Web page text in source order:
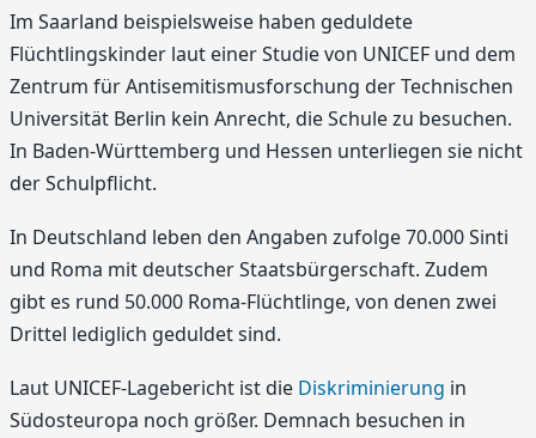
Im Saarland beispielsweise haben geduldete
Flüchtlingskinder laut einer Studie von UNICEF und dem
Zentrum für Antisemitismusforschung der Technischen
Universität Berlin kein Anrecht, die Schule zu besuchen.
In Baden-Württemberg und Hessen unterliegen sie nicht
der Schulpflicht.
In Deutschland leben den Angaben zufolge 70.000 Sinti
und Roma mit deutscher Staatsbürgerschaft. Zudem
gibt es rund 50.000 Roma-Flüchtlinge, von denen zwei
Drittel lediglich geduldet sind.
Laut UNICEF-Lagebericht ist die Diskriminierung in
Südosteuropa noch größer. Demnach besuchen in